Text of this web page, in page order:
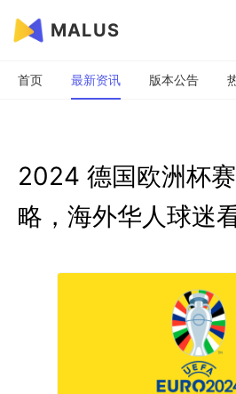
MALUS
首页 最新资讯 版本公告
2024 德国欧洲杯
略，海外华人球迷